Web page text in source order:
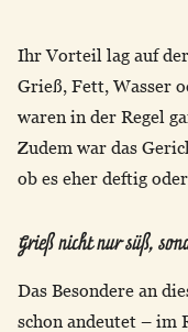
Ihr Vorteil lag auf
Grieß, Fett, Wasser
waren in der Regel
Zudem war das
ob es eher deftig
Grieß nicht nur süß,
Das Besondere an
schon andeutet – im